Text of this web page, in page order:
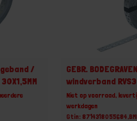
/
GEBR.
windverband
Niet op voorraad,
werkdagen
Gtin: